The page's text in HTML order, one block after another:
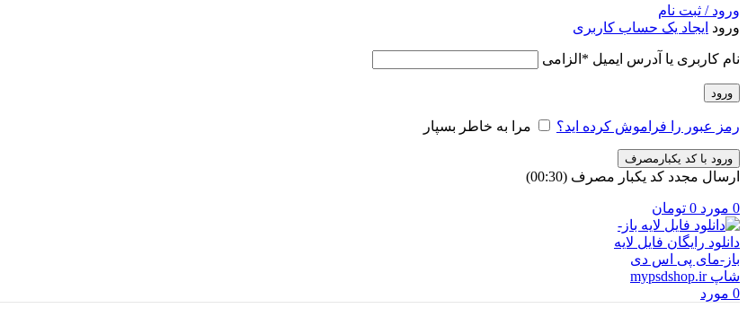
ورود / ثبت نام
ورود ایجاد یک حساب کاربری
نام کاربری یا آدرس ایمیل * الزامی
ورود
رمز عبور را فراموش کرده اید؟ مرا به خاطر بسپار
ورود با کد یکبارمصرف
ارسال مجدد کد یکبار مصرف (00:
30
)
0 مورد 0 تومان
0 مورد